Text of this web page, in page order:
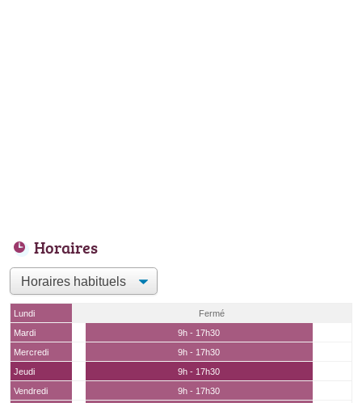
Horaires
Lundi
Fermé
Mardi
9h - 17h30
Mercredi
9h - 17h30
Jeudi
9h - 17h30
Vendredi
9h - 17h30